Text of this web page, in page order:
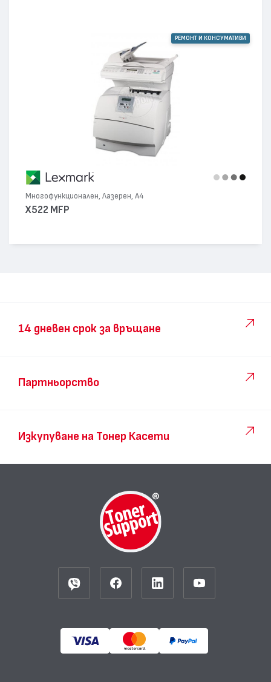
РЕМОНТ И КОНСУМАТИВИ
Многофункционален, Лазерен, А4
X522 MFP
14 дневен срок за връщане
Партньорство
Изкупуване на Тонер Касети